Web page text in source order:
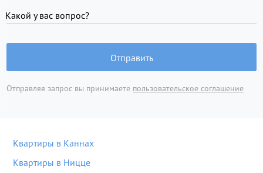
Какой у вас вопрос?
Отправить
Отправляя запрос вы принимаете пользовательское соглашение
Квартиры в Каннах
Квартиры в Ницце